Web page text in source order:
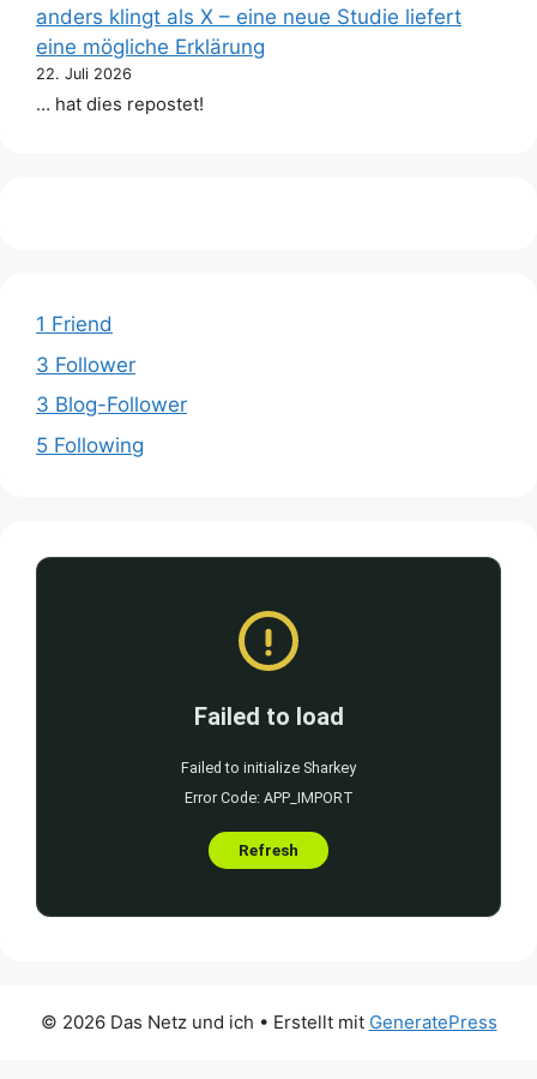
anders klingt als X – eine neue Studie liefert
eine mögliche Erklärung
22. Juli 2026
… hat dies repostet!
1 Friend
3 Follower
3 Blog-Follower
5 Following
© 2026 Das Netz und ich • Erstellt mit GeneratePress